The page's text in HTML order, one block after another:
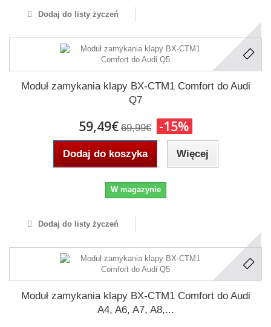
Dodaj do listy życzeń
Moduł zamykania klapy BX-CTM1 Comfort do Audi
Q7
59,49€ 69,99€ -15%
Dodaj do koszyka Więcej
W magazynie
Dodaj do listy życzeń
Moduł zamykania klapy BX-CTM1 Comfort do Audi
A4, A6, A7, A8,...